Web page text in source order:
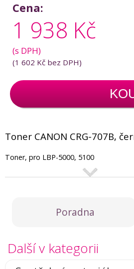
Cena:
1 938 Kč
(s DPH)
(1 602 Kč bez DPH)
Toner CANON CRG-707B,
Toner, pro LBP-5000, 5100
Poradna
Další v kategorii